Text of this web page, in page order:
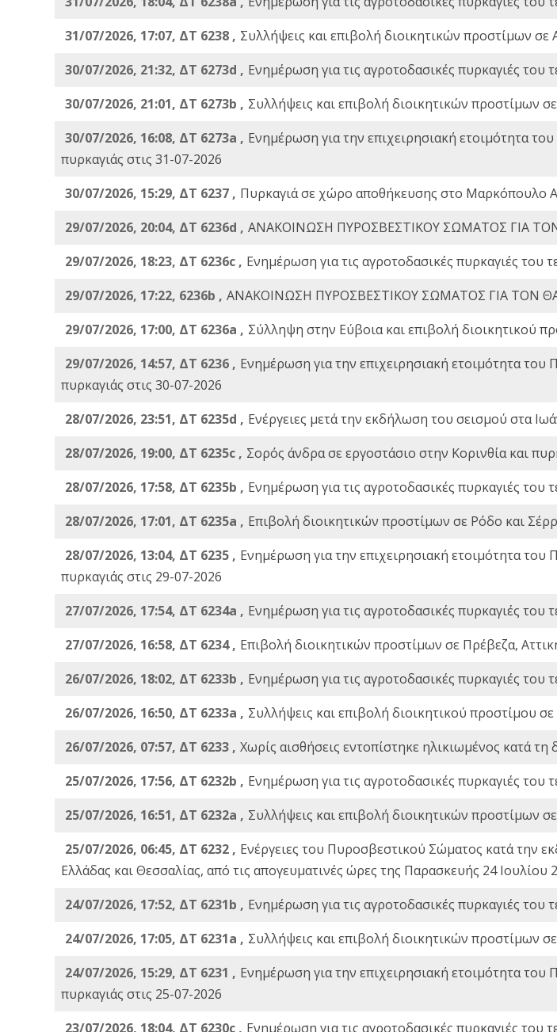
31/07/2026, 17:07, ΔΤ 6238 , Συλλήψεις και επιβολή διοικητικών προστίμων σε
30/07/2026, 21:32, ΔΤ 6273d , Ενημέρωση για τις αγροτοδασικές πυρκαγιές
30/07/2026, 21:01, ΔΤ 6273b , Συλλήψεις και επιβολή διοικητικών προστίμων
30/07/2026, 16:08, ΔΤ 6273a , Ενημέρωση για την επιχειρησιακή ετοιμότητα
πυρκαγιάς στις 31-07-2026
30/07/2026, 15:29, ΔΤ 6237 , Πυρκαγιά σε χώρο αποθήκευσης στο Μαρκόπουλο
29/07/2026, 20:04, ΔΤ 6236d , ΑΝΑΚΟΙΝΩΣΗ ΠΥΡΟΣΒΕΣΤΙΚΟΥ ΣΩΜΑΤΟΣ ΓΙΑ
29/07/2026, 18:23, ΔΤ 6236c , Ενημέρωση για τις αγροτοδασικές πυρκαγιές
29/07/2026, 17:22, 6236b , ΑΝΑΚΟΙΝΩΣΗ ΠΥΡΟΣΒΕΣΤΙΚΟΥ ΣΩΜΑΤΟΣ ΓΙΑ ΤΟΝ
29/07/2026, 17:00, ΔΤ 6236a , Σύλληψη στην Εύβοια και επιβολή διοικητικού
29/07/2026, 14:57, ΔΤ 6236 , Ενημέρωση για την επιχειρησιακή ετοιμότητα
πυρκαγιάς στις 30-07-2026
28/07/2026, 23:51, ΔΤ 6235d , Ενέργειες μετά την εκδήλωση του σεισμού στα
28/07/2026, 19:00, ΔΤ 6235c , Σορός άνδρα σε εργοστάσιο στην Κορινθία και
28/07/2026, 17:58, ΔΤ 6235b , Ενημέρωση για τις αγροτοδασικές πυρκαγιές
28/07/2026, 17:01, ΔΤ 6235a , Eπιβολή διοικητικών προστίμων σε Ρόδο και
28/07/2026, 13:04, ΔΤ 6235 , Ενημέρωση για την επιχειρησιακή ετοιμότητα
πυρκαγιάς στις 29-07-2026
27/07/2026, 17:54, ΔΤ 6234a , Ενημέρωση για τις αγροτοδασικές πυρκαγιές
27/07/2026, 16:58, ΔΤ 6234 , Eπιβολή διοικητικών προστίμων σε Πρέβεζα,
26/07/2026, 18:02, ΔΤ 6233b , Ενημέρωση για τις αγροτοδασικές πυρκαγιές
26/07/2026, 16:50, ΔΤ 6233a , Συλλήψεις και επιβολή διοικητικού προστίμου
26/07/2026, 07:57, ΔΤ 6233 , Χωρίς αισθήσεις εντοπίστηκε ηλικιωμένος κατά
25/07/2026, 17:56, ΔΤ 6232b , Ενημέρωση για τις αγροτοδασικές πυρκαγιές
25/07/2026, 16:51, ΔΤ 6232a , Συλλήψεις και επιβολή διοικητικών προστίμων
25/07/2026, 06:45, ΔΤ 6232 , Ενέργειες του Πυροσβεστικού Σώματος κατά την
Ελλάδας και Θεσσαλίας, από τις απογευματινές ώρες της Παρασκευής 24
24/07/2026, 17:52, ΔΤ 6231b , Ενημέρωση για τις αγροτοδασικές πυρκαγιές
24/07/2026, 17:05, ΔΤ 6231a , Συλλήψεις και επιβολή διοικητικών προστίμων
24/07/2026, 15:29, ΔΤ 6231 , Ενημέρωση για την επιχειρησιακή ετοιμότητα
πυρκαγιάς στις 25-07-2026
23/07/2026, 18:04, ΔΤ 6230c , Ενημέρωση για τις αγροτοδασικές πυρκαγιές